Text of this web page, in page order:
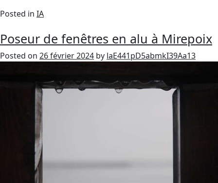
Posted in IA
Poseur de fenêtres en alu à Mirepoix
Posted on 26 février 2024 by laE441pD5abmkI39Aa13